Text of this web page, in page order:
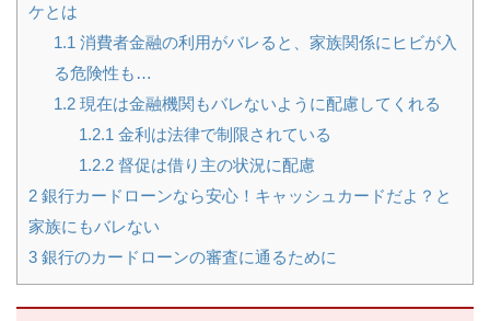
ケとは
1.1 消費者金融の利用がバレると、家族関係にヒビが入
る危険性も…
1.2現在は金融機関もバレないように配慮してくれる
1.2.1 金利は法律で制限されている
1.2.2督促は借り主の状況に配慮
2 銀行カードローンなら安心！キャッシュカードだよ？と
家族にもバレない
3 銀行のカードローンの審査に通るために